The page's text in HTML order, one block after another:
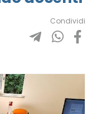
Condividi